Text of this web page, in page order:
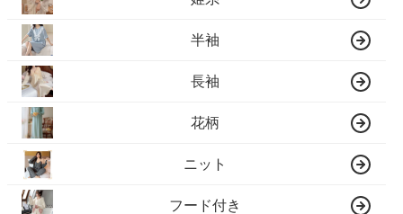
半袖
長袖
花柄
ニット
フード付き